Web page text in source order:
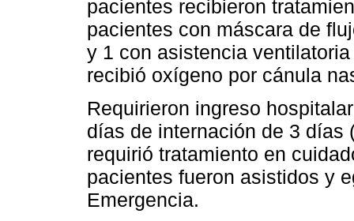
pacientes recibieron
pacientes con máscara de
y 1 con asistencia
recibió oxígeno por cánula
Requirieron ingreso
días de internación de 3 días
requirió tratamiento en
pacientes fueron asistidos y
Emergencia.